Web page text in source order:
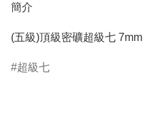
簡介
(五級)頂級密礦超級七 7mm
超級七